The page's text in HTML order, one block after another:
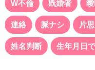
W不倫 既婚者
連絡 脈ナシ 片
姓名判断 生年月日